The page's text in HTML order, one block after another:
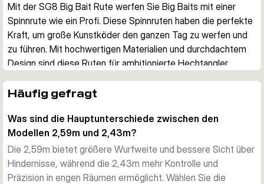
Mit der SG8 Big Bait Rute werfen Sie Big Baits mit einer
Spinnrute wie ein Profi. Diese Spinnruten haben die perfekte
Kraft, um große Kunstköder den ganzen Tag zu werfen und
zu führen. Mit hochwertigen Materialien und durchdachtem
Design sind diese Ruten für ambitionierte Hechtangler
Optimiert für Big-Bait-Performance
Werfen und Führen schwerer Kunstköder und Gummifische
entwickelt. Der Fast-Action-Blank bietet ein solides
Rückgrat für sichere Anschläge auf Distanz, während der
ergonomisch geformte Duragrip STC Griff Komfort bei
langen Sessions bietet. Mehrere Größen ermöglichen die
Häufig gefragt
Was sind die Hauptunterschiede zwischen den
Modellen 2,59m und 2,43m?
Die 2,59m bietet größere Wurfweite und bessere Sicht über
Hindernisse, während die 2,43m mehr Kontrolle und
Präzision in engen Räumen ermöglicht. Wählen Sie die